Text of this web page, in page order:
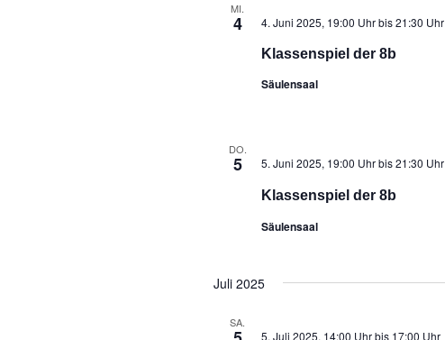
MI.
4 4. Juni 2025, 19:00 Uhrbis21:30 Uhr
Klassenspiel der 8b
Säulensaal
DO.
5 5. Juni 2025, 19:00 Uhrbis21:30 Uhr
Klassenspiel der 8b
Säulensaal
Juli 2025
SA.
5. Juli 2025, 14:00 Uhrbis 17:00 Uhr